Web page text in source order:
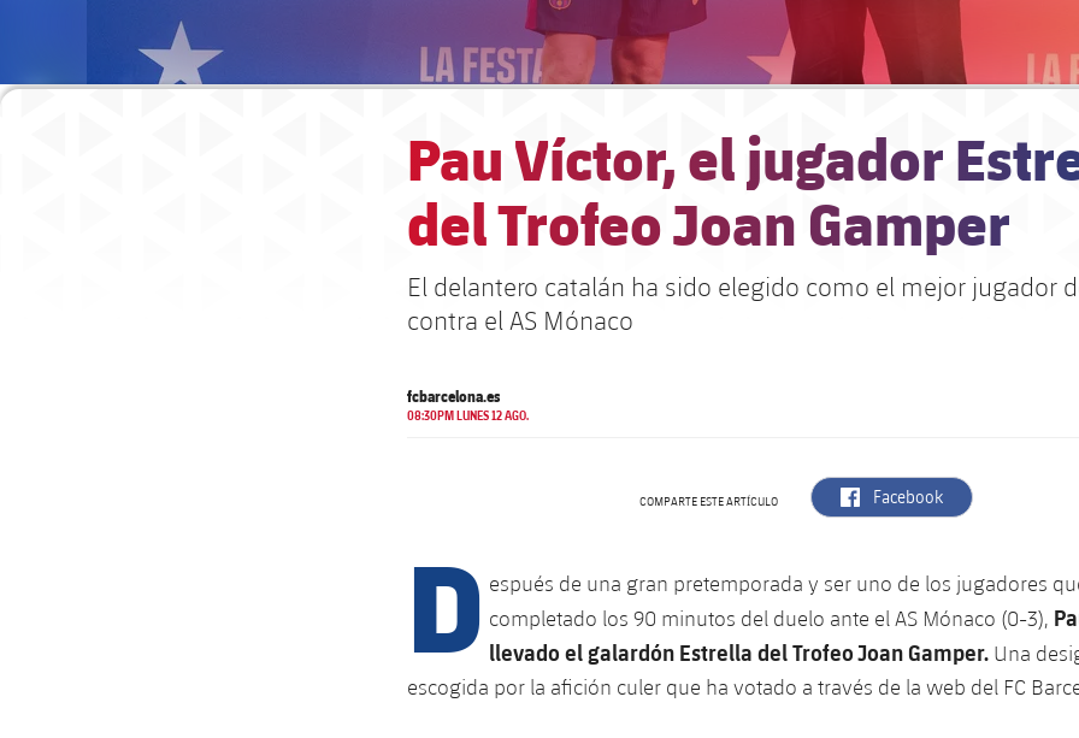
Pau Víctor, el jugador
del Trofeo Joan Gamper
El delantero catalán ha sido elegido como el mejor jugador
contra el AS Mónaco
fcbarcelona.es
08:30PM LUNES 12 AGO.
COMPARTE ESTE ARTÍCULO label.aria.facebook
Facebook
D espués de una gran pretemporada y ser uno de los jugadores
completado los 90 minutos del duelo ante el AS Mónaco (0-3),
llevado el galardón Estrella del Trofeo Joan Gamper. Una
escogida por la afición culer que ha votado a través de la web del FC